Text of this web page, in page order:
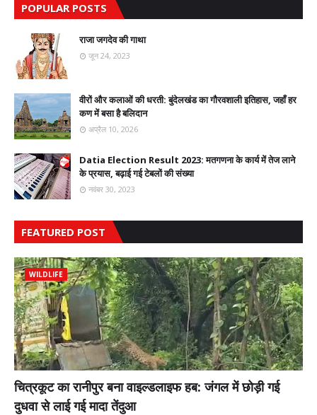
POPULAR POSTS
राजा जगदेव की गाथा
जून 24, 2023
वीरों और कलाओं की धरती: बुंदेलखंड का गौरवशाली इतिहास, जहाँ हर
कण में बसा है बलिदान
अप्रैल 10, 2026
Datia Election Result 2023: मतगणना के कार्य में तेज लाने
के प्रयास, बढ़ाई गई टेबलों की संख्या
नवंबर 30, 2023
FEATURED POST
WILDLIFE
चित्रकूट का रानीपुर बना वाइल्डलाइफ हब: जंगल में छोड़ी गई
दुधवा से लाई गई मादा तेंदुआ